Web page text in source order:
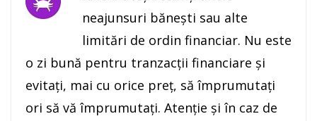
neajunsuri băneşti sau alte
limitări de ordin financiar. Nu este
o zi bună pentru tranzacţii financiare şi
evitaţi, mai cu orice preţ, să împrumutaţi
ori să vă împrumutaţi. Atenţie şi în caz de